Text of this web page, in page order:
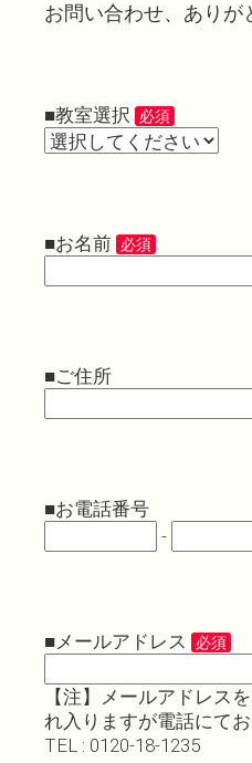
お問い合わせ、ありが
■教室選択 必須
■お名前 必須
■ご住所
■お電話番号
-
■メールアドレス 必須
【注】メールアドレス
れ入りますが電話にて
TEL : 0120-18-1235